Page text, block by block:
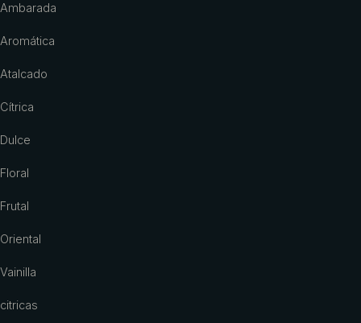
Ambarada
Aromática
Atalcado
Cítrica
Dulce
Floral
Frutal
Oriental
Vainilla
citricas